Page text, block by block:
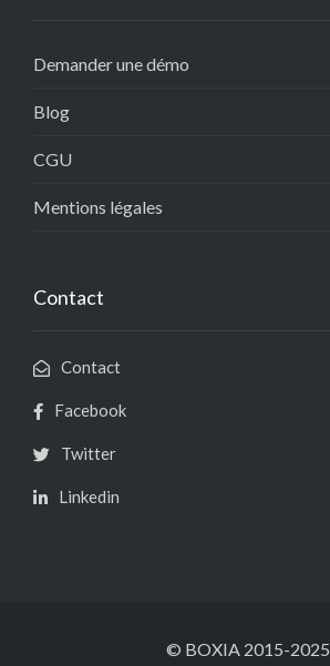
Demander une démo
Blog
CGU
Mentions légales
Contact
Contact
Facebook
Twitter
Linkedin
© BOXIA 2015-2025